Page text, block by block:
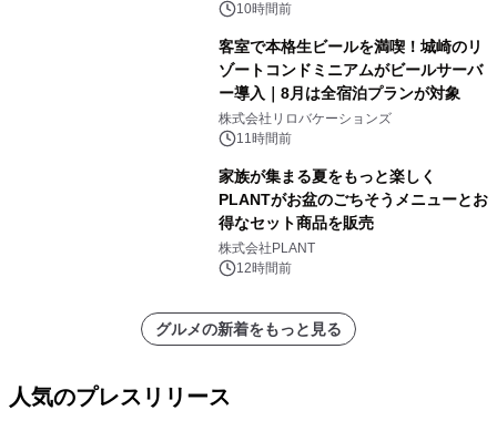
10時間前
客室で本格生ビールを満喫！城崎のリ
ゾートコンドミニアムがビールサーバ
ー導入｜8月は全宿泊プランが対象
株式会社リロバケーションズ
11時間前
家族が集まる夏をもっと楽しく
PLANTがお盆のごちそうメニューとお
得なセット商品を販売
株式会社PLANT
12時間前
グルメの新着をもっと見る
人気のプレスリリース